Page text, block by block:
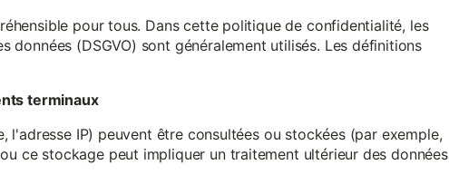
pour tous. Dans cette politique de confidentialité, les
(DSGVO) sont généralement utilisés. Les définitions
terminaux
IP) peuvent être consultées ou stockées (par exemple,
ce stockage peut impliquer un traitement ultérieur des données